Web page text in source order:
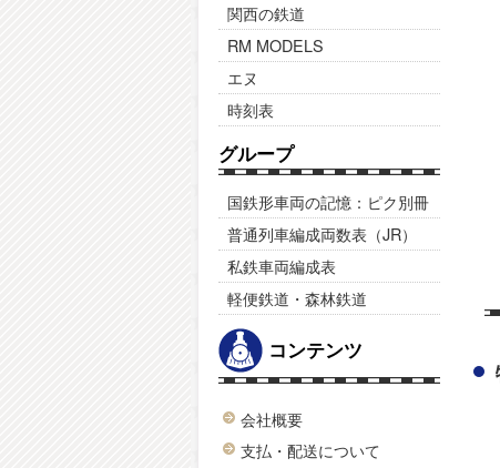
関西の鉄道
RM MODELS
エヌ
時刻表
グループ
国鉄形車両の記憶：ピク別冊
普通列車編成両数表（JR）
私鉄車両編成表
軽便鉄道・森林鉄道
コンテンツ
会社概要
支払・配送について